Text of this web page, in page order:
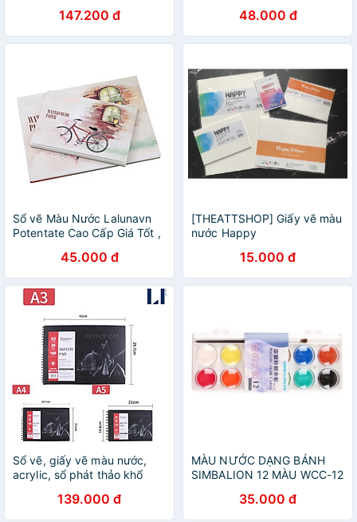
147.200 đ 48.000 đ
Sổ vẽ Màu Nước Lalunavn
Potentate Cao Cấp Giá Tốt ,
lượng tốt - B23
45.000 đ
[THEATTSHOP] Giấy vẽ màu
nước Happy
15.000 đ
Sổ vẽ, giấy vẽ màu nước,
acrylic, sổ phát thảo khổ
139.000 đ
MÀU NƯỚC DẠNG BÁNH
SIMBALION 12 MÀU WCC-12
35.000 đ